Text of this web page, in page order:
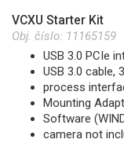
VCXU Starter Kit
Obj. číslo: 11165159
USB 3.0 PCIe
USB 3.0 cable,
process
Mounting
Software
camera not